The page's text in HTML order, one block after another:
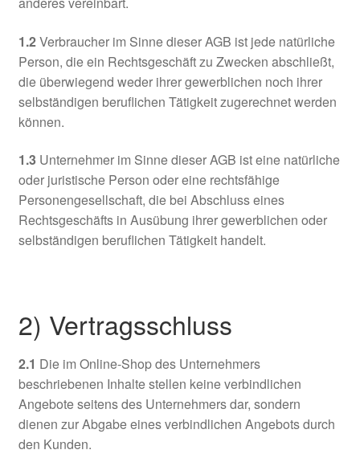
1.2Verbraucher im Sinne dieser AGB ist jede natürliche
Person, die ein Rechtsgeschäft zu Zwecken abschließt,
die überwiegend weder ihrer gewerblichen noch ihrer
selbständigen beruflichen Tätigkeit zugerechnet werden
können.
1.3Unternehmer im Sinne dieser AGB ist eine natürliche
oder juristische Person oder eine rechtsfähige
Personengesellschaft, die bei Abschluss eines
Rechtsgeschäfts in Ausübung ihrer gewerblichen oder
selbständigen beruflichen Tätigkeit handelt.
2) Vertragsschluss
2.1 Die im Online-Shop des Unternehmers
beschriebenen Inhalte stellen keine verbindlichen
Angebote seitens des Unternehmers dar, sondern
dienen zur Abgabe eines verbindlichen Angebots durch
den Kunden.